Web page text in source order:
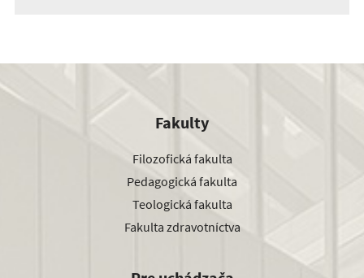
Fakulty
Filozofická fakulta
Pedagogická fakulta
Teologická fakulta
Fakulta zdravotníctva